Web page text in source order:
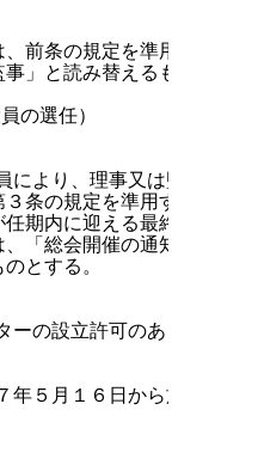
前条の規定を準用する。
」と読み替えるものとする
の選任）
より、理事又は監事を緊
条の規定を準用する。こ
期内に迎える最終の会計
「総会開催の通知を行っ
とする。
ーの設立許可のあった日か
年５月１６日から施行する